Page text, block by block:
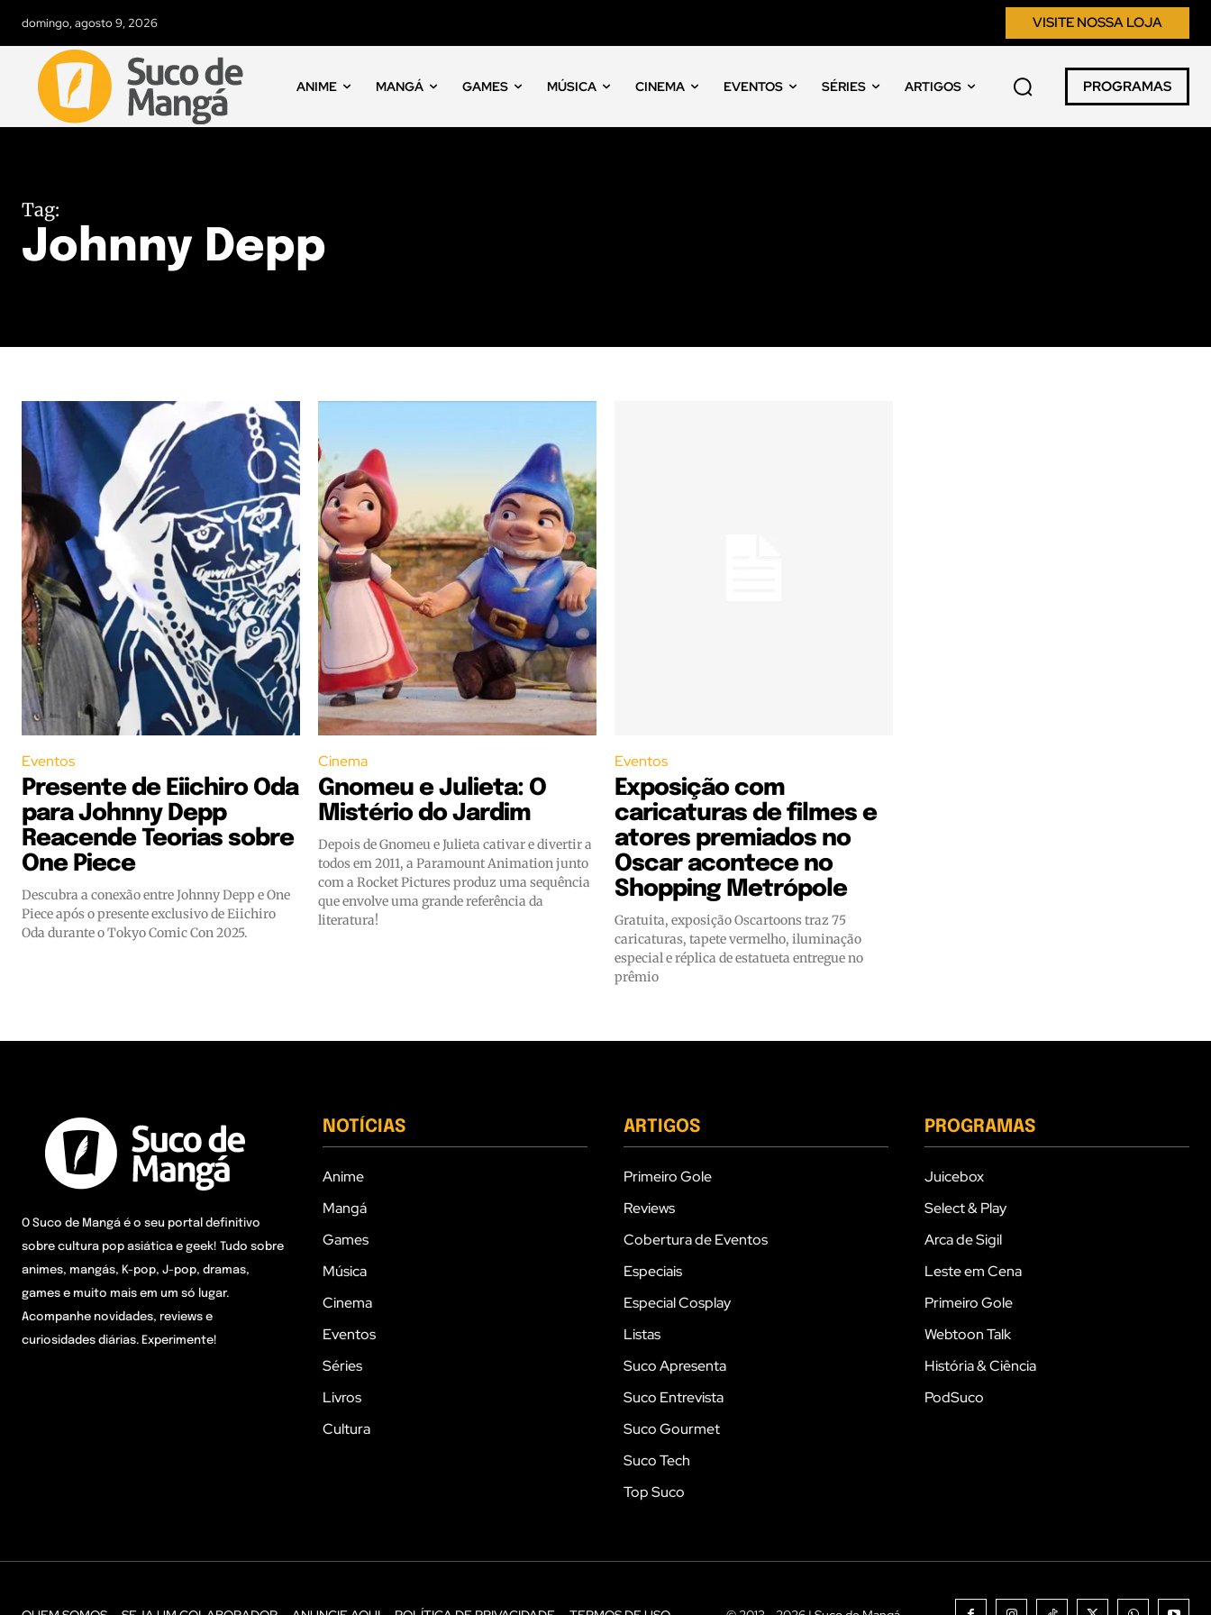
domingo, agosto 9, 2026 VISITE NOSSA LOJA
ANIME MANGÁ GAMES MÚSICA CINEMA EVENTOS SÉRIES ARTIGOS PROGRAMAS
Tag:
Johnny Depp
Eventos
Presente de Eiichiro Oda
para Johnny Depp
Reacende Teorias sobre
One Piece
Descubra a conexão entre Johnny Depp e One
Piece após o presente exclusivo de Eiichiro
Oda durante o Tokyo Comic Con 2025.
Cinema
Gnomeu e Julieta: O
Mistério do Jardim
Depois de Gnomeu e Julieta cativar e divertir a
todos em 2011, a Paramount Animation junto
com a Rocket Pictures produz uma sequência
que envolve uma grande referência da
literatura!
Eventos
Exposição com
caricaturas de filmes e
atores premiados no
Oscar acontece no
Shopping Metrópole
Gratuita, exposição Oscartoons traz 75
caricaturas, tapete vermelho, iluminação
especial e réplica de estatueta entregue no
prêmio
O Suco de Mangá é o seu portal definitivo
sobre cultura pop asiática e geek! Tudo sobre
animes, mangás, K-pop, J-pop, dramas,
games e muito mais em um só lugar.
Acompanhe novidades, reviews e
curiosidades diárias. Experimente!
NOTÍCIAS
Anime
Mangá
Games
Música
Cinema
Eventos
Séries
Livros
Cultura
ARTIGOS
Primeiro Gole
Reviews
Cobertura de Eventos
Especiais
Especial Cosplay
Listas
Suco Apresenta
Suco Entrevista
Suco Gourmet
Suco Tech
Top Suco
PROGRAMAS
Juicebox
Select & Play
Arca de Sigil
Leste em Cena
Primeiro Gole
Webtoon Talk
História & Ciência
PodSuco